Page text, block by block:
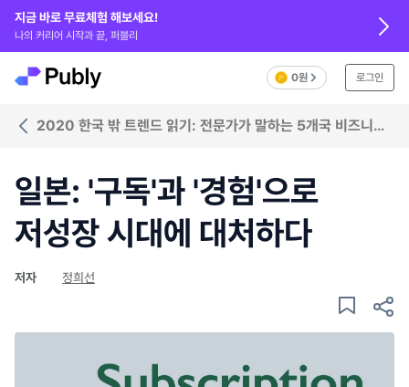
지금 바로 무료체험 해보세요!
나의 커리어 시작과 끝, 퍼블리
0원 로그인
2020 한국 밖 트렌드 읽기: 전문가가 말하는 5개국 비즈니스
일본: '구독'과 '경험'으로
저성장 시대에 대처하다
저자 정희선